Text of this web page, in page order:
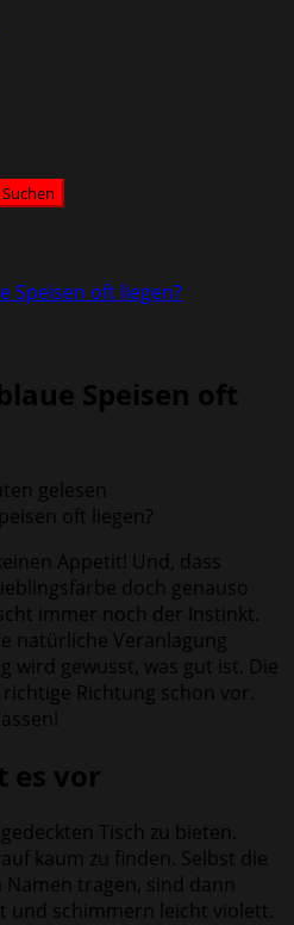
Speisen oft liegen?
Speisen oft
gelesen
Appetit! Und, dass
doch genauso
immer noch der Instinkt.
natürliche Veranlagung
wird gewusst, was gut ist. Die
Richtung schon vor.
es vor
Tisch zu bieten.
kaum zu finden. Selbst die
tragen, sind dann
und schimmern leicht violett.